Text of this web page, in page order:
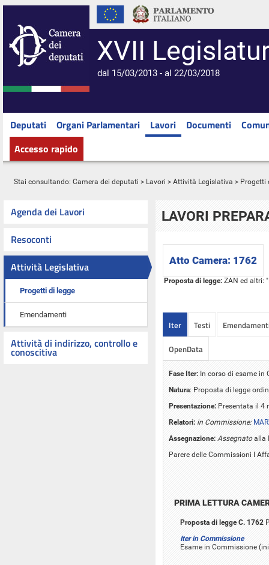
XVII
dal 15/03/2013 - al 22/03/2018
Deputati Organi Parlamentari Lavori Documenti
Accesso rapido
Stai consultando: Camera dei deputati > Lavori > Attività Legislativa > Progetti
Agenda dei Lavori
Resoconti
Attività Legislativa
Progetti di legge
Emendamenti
Attività di indirizzo, controllo e
conoscitiva
LAVORI
Atto Camera: 1762
Proposta di legge:ZAN ed altri:
Iter Testi
OpenData
Fase Iter: In corso di esame in
Natura: Proposta di legge
Presentazione: Presentata il 4
Relatori: in Commissione:
Assegnazione: Assegnatoalla
Parere delle Commissioni I
PRIMA LETTURA
Proposta di legge C. 1762
Iter in Commissione
Esame in Commissione